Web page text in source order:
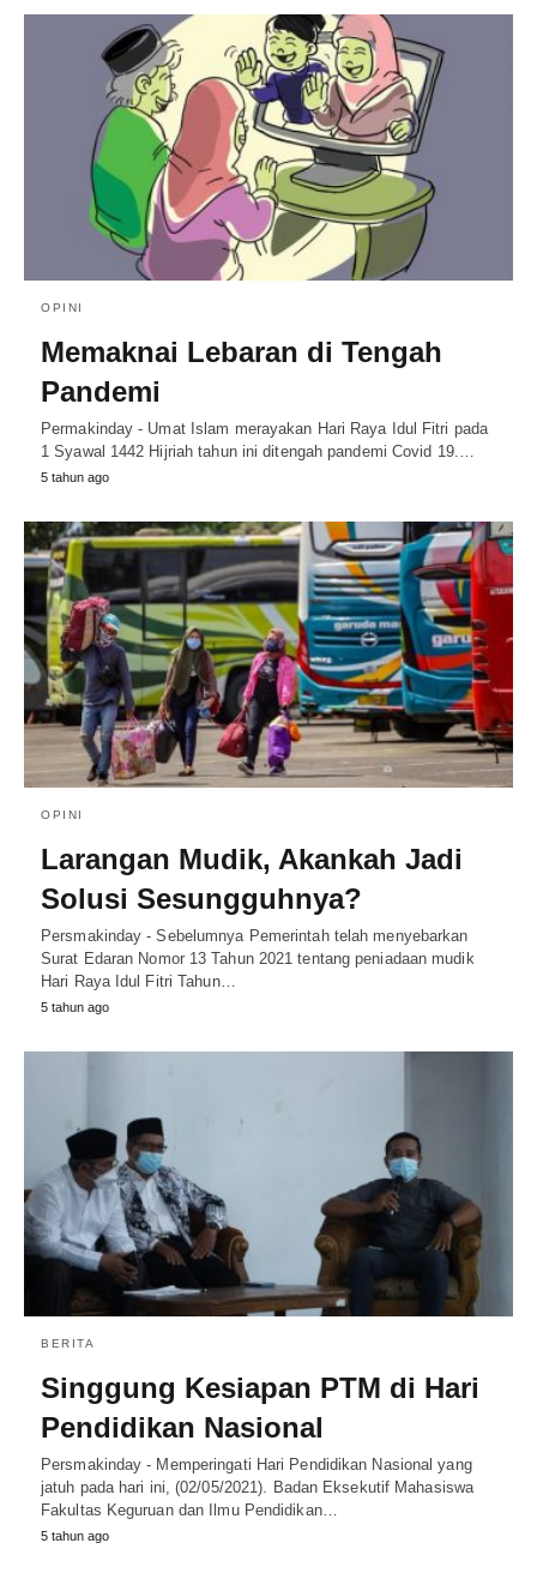
OPINI
Memaknai Lebaran di Tengah
Pandemi
Permakinday - Umat Islam merayakan Hari Raya Idul Fitri pada
1 Syawal 1442 Hijriah tahun ini ditengah pandemi Covid 19.…
5 tahun ago
OPINI
Larangan Mudik, Akankah Jadi
Solusi Sesungguhnya?
Persmakinday - Sebelumnya Pemerintah telah menyebarkan
Surat Edaran Nomor 13 Tahun 2021 tentang peniadaan mudik
Hari Raya Idul Fitri Tahun…
5 tahun ago
BERITA
Singgung Kesiapan PTM di Hari
Pendidikan Nasional
Persmakinday - Memperingati Hari Pendidikan Nasional yang
jatuh pada hari ini, (02/05/2021). Badan Eksekutif Mahasiswa
Fakultas Keguruan dan Ilmu Pendidikan…
5 tahun ago